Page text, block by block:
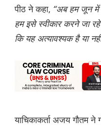
पीठ ने कहा, “अब हम जून में
हम इसे स्वीकार करने जा
कि यह अत्यावश्यक है या
याचिकाकर्ता अजय गौतम